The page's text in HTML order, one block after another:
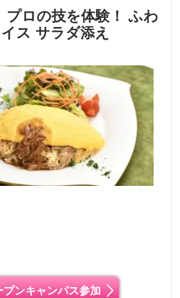
プロの技を体験！ ふわ
ス サラダ添え
プンキャンパス参加